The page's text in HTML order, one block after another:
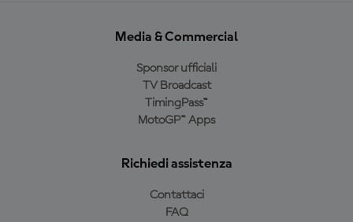
Media & Commercial
Sponsor ufficiali
TV Broadcast
TimingPass™
MotoGP™ Apps
Richiedi assistenza
Contattaci
FAQ